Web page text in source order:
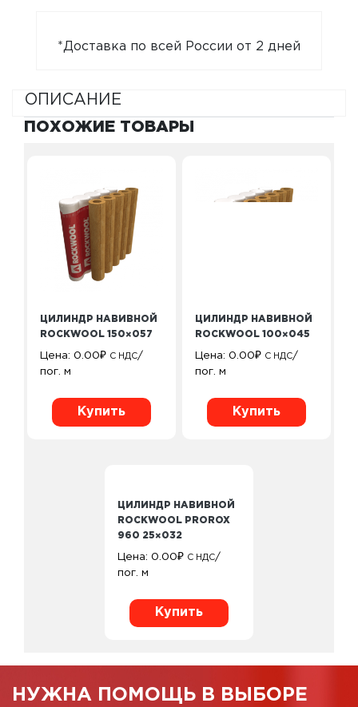
*Доставка по всей России от 2 дней
ОПИСАНИЕ
ПОХОЖИЕ ТОВАРЫ
ЦИЛИНДР НАВИВНОЙ
ROCKWOOL 150×057
Цена: 0.00₽ С НДС/
пог. м
Купить
ЦИЛИНДР НАВИВНОЙ
ROCKWOOL 100×045
Цена: 0.00₽ С НДС/
пог. м
Купить
ЦИЛИНДР НАВИВНОЙ
ROCKWOOL PROROX
960 25×032
Цена: 0.00₽ С НДС/
пог. м
Купить
НУЖНА ПОМОЩЬ В ВЫБОРЕ